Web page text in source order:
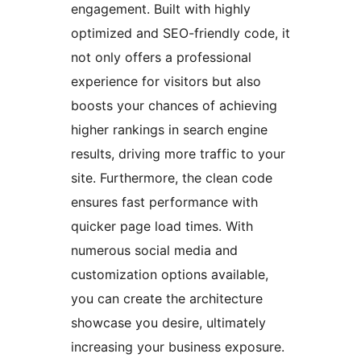
engagement. Built with highly
optimized and SEO-friendly code, it
not only offers a professional
experience for visitors but also
boosts your chances of achieving
higher rankings in search engine
results, driving more traffic to your
site. Furthermore, the clean code
ensures fast performance with
quicker page load times. With
numerous social media and
customization options available,
you can create the architecture
showcase you desire, ultimately
increasing your business exposure.